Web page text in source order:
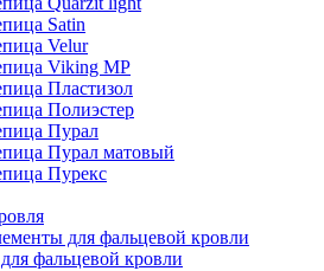
Satin
Velur
Viking MP
Пластизол
Полиэстер
Пурал
Пурал матовый
Пурекс
для фальцевой кровли
фальцевой кровли